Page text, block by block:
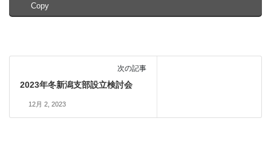
Copy
次の記事
2023年冬新潟支部設立検討会
12月 2, 2023